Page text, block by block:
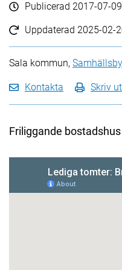
Publicerad 2017-07-09
Uppdaterad 2025-02-
Sala kommun,
Kontakta Skriv ut
Friliggande